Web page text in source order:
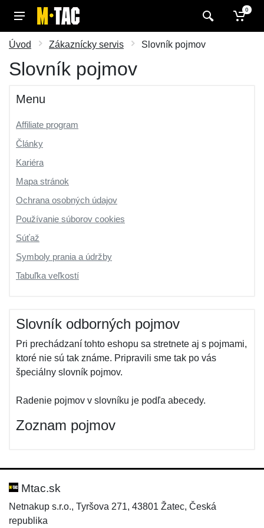
0
Úvod Zákaznícky servis Slovník pojmov
Slovník pojmov
Menu
Affiliate program
Články
Kariéra
Mapa stránok
Ochrana osobných údajov
Používanie súborov cookies
Súťaž
Symboly prania a údržby
Tabuľka veľkostí
Slovník odborných pojmov
Pri prechádzaní tohto eshopu sa stretnete aj s pojmami,
ktoré nie sú tak známe. Pripravili sme tak po vás
špeciálny slovník pojmov.
Radenie pojmov v slovníku je podľa abecedy.
Zoznam pojmov
Mtac.sk
Netnakup s.r.o., Tyršova 271, 43801 Žatec, Česká
republika